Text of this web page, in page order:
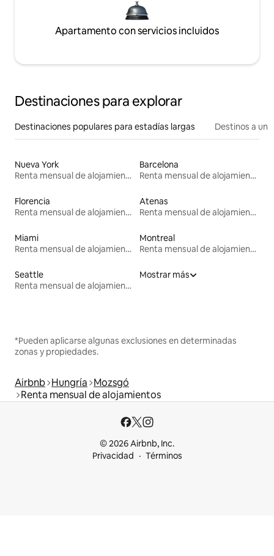
Apartamento con servicios incluidos
Destinaciones para explorar
Destinaciones populares para estadías largas Destinos a un
Nueva York
Renta mensual de alojamientos
Barcelona
Renta mensual de alojamientos
Florencia
Renta mensual de alojamientos
Atenas
Renta mensual de alojamientos
Miami
Renta mensual de alojamientos
Montreal
Renta mensual de alojamientos
Seattle
Renta mensual de alojamientos
Mostrar más
*Pueden aplicarse algunas exclusiones en determinadas
zonas y propiedades.
Airbnb Hungría Mozsgó
Renta mensual de alojamientos
© 2026 Airbnb, Inc.
Privacidad
Términos